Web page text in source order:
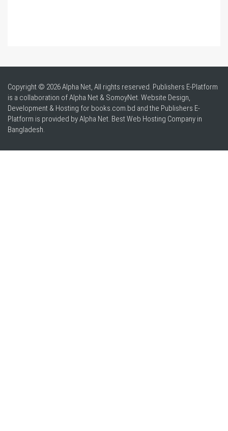
Copyright © 2026 Alpha Net, All rights reserved. Publishers E-Platform
is a collaboration of Alpha Net & SomoyNet. Website Design,
Development & Hosting for books.com.bd and the Publishers E-
Platform is provided by Alpha Net. BestWeb Hosting Company in
Bangladesh.